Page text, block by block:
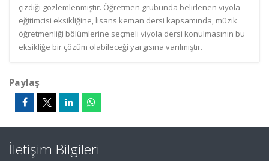
çizdiği gözlemlenmiştir. Öğretmen grubunda belirlenen viyola
eğitimcisi eksikliğine, lisans keman dersi kapsamında, müzik
öğretmenliği bölümlerine seçmeli viyola dersi konulmasının bu
eksikliğe bir çözüm olabileceği yargısına varılmıştır.
Paylaş
İletişim Bilgileri